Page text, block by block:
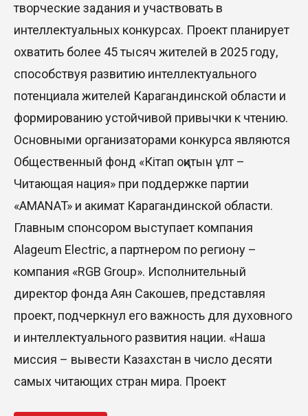
творческие задания и участвовать в
интеллектуальных конкурсах. Проект планирует
охватить более 45 тысяч жителей в 2025 году,
способствуя развитию интеллектуального
потенциала жителей Карагандинской области и
формированию устойчивой привычки к чтению.
Основными организаторами конкурса являются
Общественный фонд «Кітап оқитын ұлт –
Читающая нация» при поддержке партии
«AMANAT» и акимат Карагандинской области.
Главным спонсором выступает компания
Alageum Electric, а партнером по региону –
компания «RGB Group». Исполнительный
директор фонда Аян Сакошев, представляя
проект, подчеркнул его важность для духовного
и интеллектуального развития нации. «Наша
миссия – вывести Казахстан в число десяти
самых читающих стран мира. Проект